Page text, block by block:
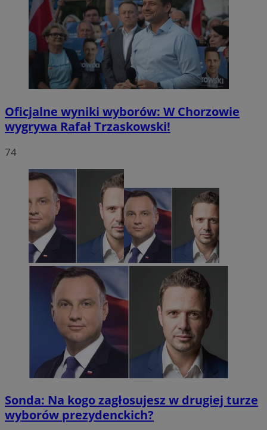
Oficjalne wyniki wyborów: W Chorzowie
wygrywa Rafał Trzaskowski!
74
Sonda: Na kogo zagłosujesz w drugiej turze
wyborów prezydenckich?